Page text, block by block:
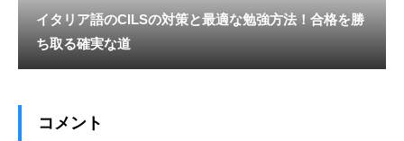
イタリア語のCILSの対策と最適な勉強方法！合格を勝
ち取る確実な道
コメント